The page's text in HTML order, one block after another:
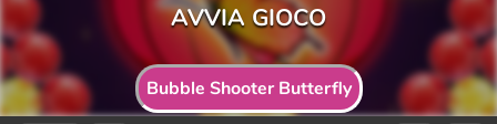
Bubble Shooter Butterfly